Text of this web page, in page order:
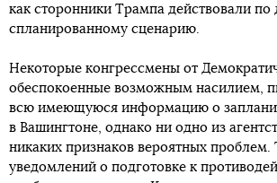
как сторонники Трампа действовали по
спланированному сценарию.
Некоторые конгрессмены от
обеспокоенные возможным насилием,
всю имеющуюся информацию о
в Вашингтоне, однако ни одно из
никаких признаков вероятных
уведомлений о подготовке к